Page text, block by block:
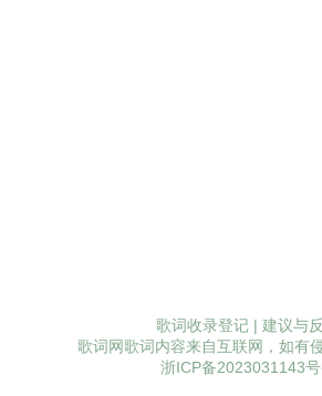
歌词收录登记 | 建议与
歌词网歌词内容来自互联网，如有
浙ICP备2023031143号